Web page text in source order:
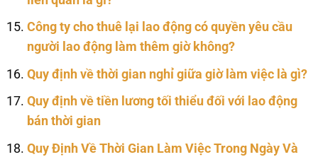
Công ty cho thuê lại lao động có quyền yêu cầu
người lao động làm thêm giờ không?
Quy định về thời gian nghỉ giữa giờ làm việc là gì?
Quy định về tiền lương tối thiểu đối với lao động
bán thời gian
Quy Định Về Thời Gian Làm Việc Trong Ngày Và